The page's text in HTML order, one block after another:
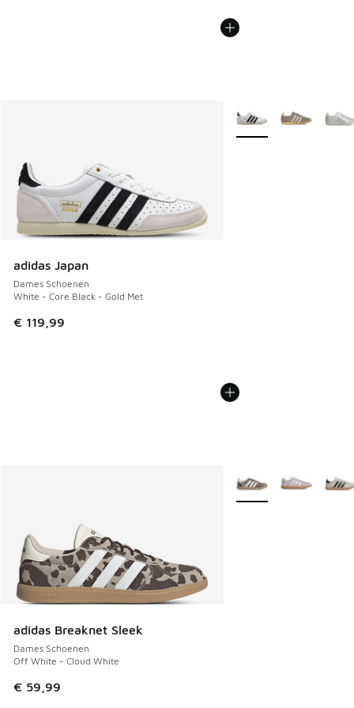
adidas Japan
Dames Schoenen
White - Core Black - Gold Met
€ 119,99
Meer kleuren
adidas Breaknet Sleek
Dames Schoenen
Off White - Cloud White
€ 59,99
Meer kleuren